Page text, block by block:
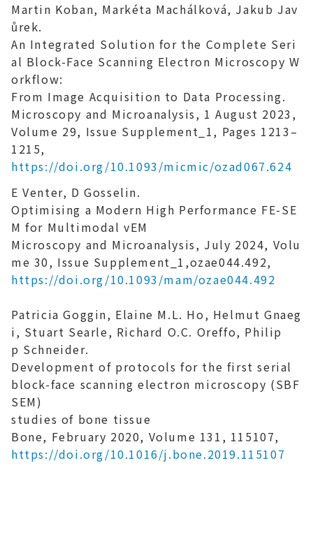
Martin Koban, Markéta Machálková, Jakub Jav
ůrek.
An Integrated Solution for the Complete Seri
al Block-Face Scanning Electron Microscopy W
orkflow:
From Image Acquisition to Data Processing.
Microscopy and Microanalysis, 1 August 2023,
Volume 29, Issue Supplement_1, Pages 1213–
1215,
https://doi.org/10.1093/micmic/ozad067.624
E Venter, D Gosselin.
Optimising a Modern High Performance FE-SE
M for Multimodal vEM
Microscopy and Microanalysis, July 2024, Volu
me 30, Issue Supplement_1,ozae044.492,
https://doi.org/10.1093/mam/ozae044.492
Patricia Goggin, Elaine M.L. Ho, Helmut Gnaeg
i, Stuart Searle, Richard O.C. Oreffo, Philip
p Schneider.
Development of protocols for the first serial
block-face scanning electron microscopy (SBF
SEM)
studies of bone tissue
Bone, February 2020, Volume 131, 115107,
https://doi.org/10.1016/j.bone.2019.115107